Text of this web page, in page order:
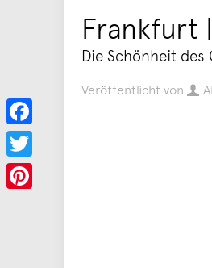
Frankfurt
Die Schönheit
Veröffentlicht von
Facebook
Twitter